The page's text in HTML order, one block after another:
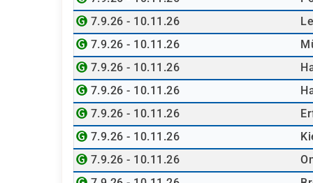
7.9.26 - 10.11.26
7.9.26 - 10.11.26
7.9.26 - 10.11.26
7.9.26 - 10.11.26
7.9.26 - 10.11.26
7.9.26 - 10.11.26
7.9.26 - 10.11.26